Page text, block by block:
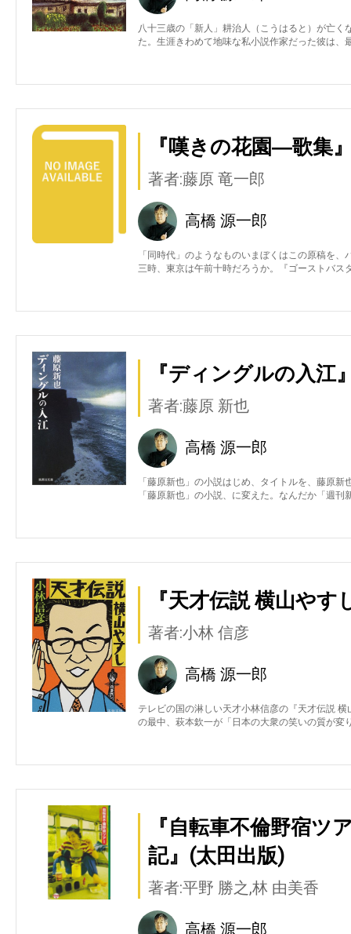
八十三歳の「新人」耕治人（こうはると）が亡
た。生涯きわめて地味な私小説作家だった彼は、
『嘆きの花園―歌集
著者:藤原 竜一郎
高橋 源一郎
「同時代」のようなものいまぼくはこの原稿を
三時、東京は午前十時だろうか。『ゴーストバス
『ディングルの入江
著者:藤原 新也
高橋 源一郎
「藤原新也」の小説はじめ、タイトルを、藤原
「藤原新也」の小説、に変えた。なんだか「週刊
『天才伝説 横山やす
著者:小林 信彦
高橋 源一郎
テレビの国の淋しい天才小林信彦の『天才伝説
の最中、萩本欽一が「日本の大衆の笑いの質が変
『自転車不倫野宿ツ
記』(太田出版)
著者:平野 勝之,林 由美香
高橋 源一郎